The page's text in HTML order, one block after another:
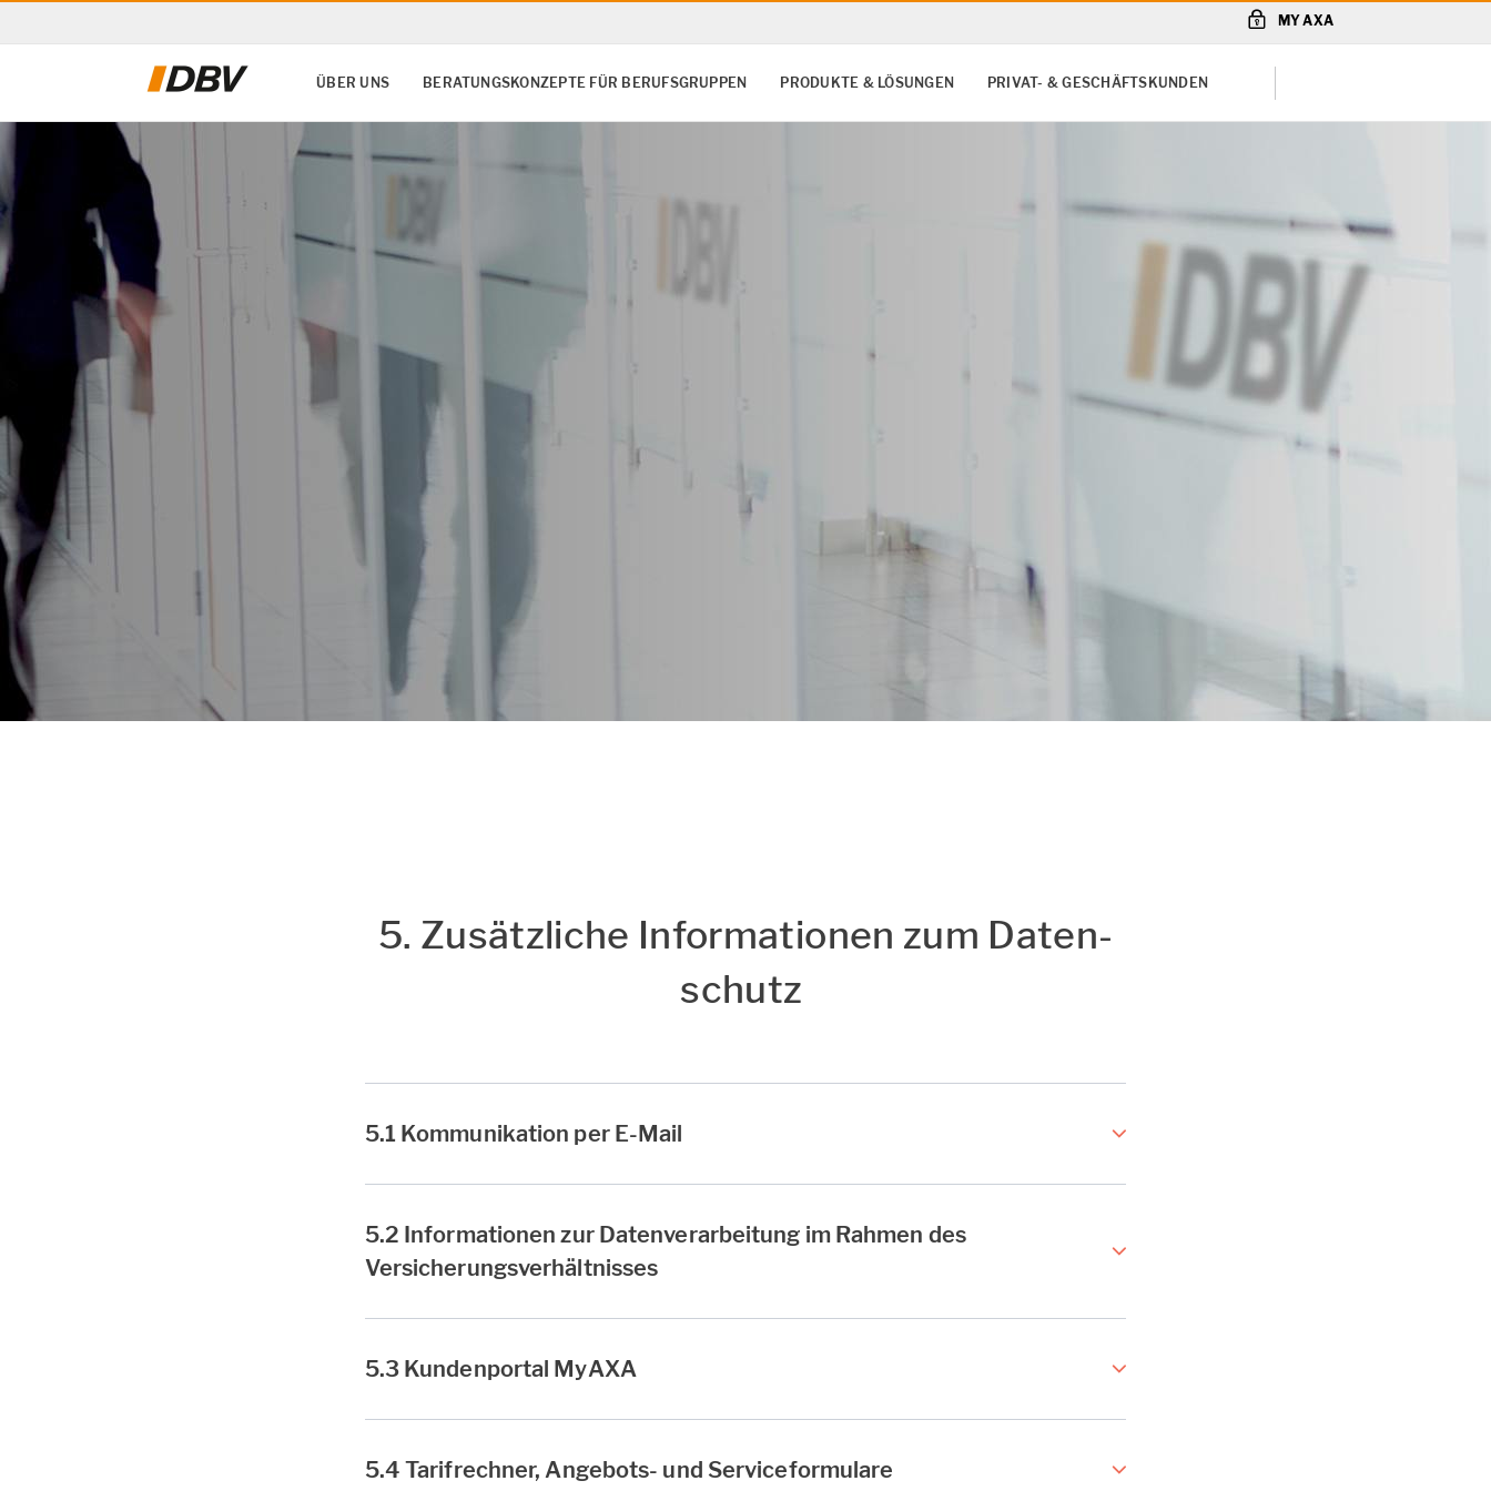
MY AXA
ÜBER UNS BERATUNGSKONZEPTE FÜR BERUFSGRUPPEN PRODUKTE & LÖSUNGEN PRIVAT- & GESCHÄFTSKUNDEN
5. Zu­sätz­li­che In­for­ma­tio­nen zum Da­ten­
schutz ​
5.1 Kommunikation per E-Mail
5.2 Informationen zur Datenverarbeitung im Rahmen des
Versicherungsverhältnisses
5.3 Kundenportal MyAXA
5.4 Tarifrechner, Angebots- und Serviceformulare